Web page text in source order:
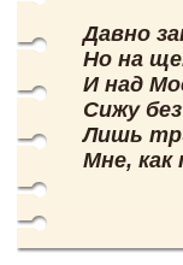
Давно
Но на
И над
Сижу
Лишь
Мне, как